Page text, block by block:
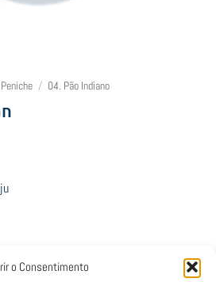
o Consentimento
/ 04. Pão Indiano
Adicionar